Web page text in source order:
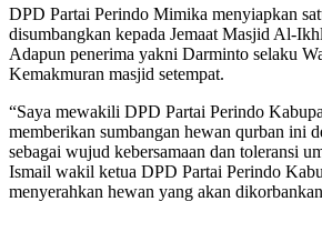
DPD Partai Perindo Mimika menyiapkan
disumbangkan kepada Jemaat Masjid Al-
Adapun penerima yakni Darminto selaku
Kemakmuran masjid setempat.
“Saya mewakili DPD Partai Perindo
memberikan sumbangan hewan qurban ini
sebagai wujud kebersamaan dan toleransi
Ismail wakil ketua DPD Partai Perindo
menyerahkan hewan yang akan